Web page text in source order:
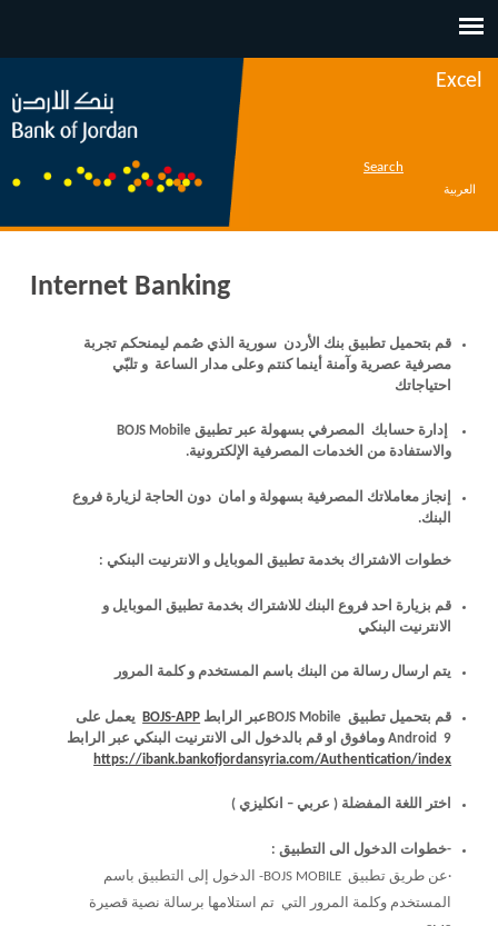
Excel
Search
العربية
Internet Banking
قم بتحميل تطبيق بنك الأردن سورية الذي صُمم ليمنحكم تجربة
مصرفية عصرية وآمنة أينما كنتم وعلى مدار الساعة و تلبّي
احتياجاتك
والاستفادة من الخدمات المصرفية الإلكترونية.
إنجاز معاملاتك المصرفية بسهولة و امان دون الحاجة لزيارة فروع
البنك.
خطوات الاشتراك بخدمة تطبيق الموبايل و الانترنيت البنكي :
قم بزيارة احد فروع البنك للاشتراك بخدمة تطبيق الموبايل و
الانترنيت البنكي
يتم ارسال رسالة من البنك باسم المستخدم و كلمة المرور
قم بتحميل تطبيق BOJS Mobileعبر الرابط BOJS-APP
يعمل على
Android 9 ومافوق او قم بالدخول الى الانترنيت البنكي عبر الرابط
https://ibank.bankofjordansyria.com/Authentication/index
اختر اللغة المفضلة ( عربي – انكليزي )
-خطوات الدخول الى التطبيق :
·عن طريق تطبيق BOJS MOBILE- الدخول إلى التطبيق باسم
المستخدم وكلمة المرور التي تم استلامها برسالة نصية قصيرة